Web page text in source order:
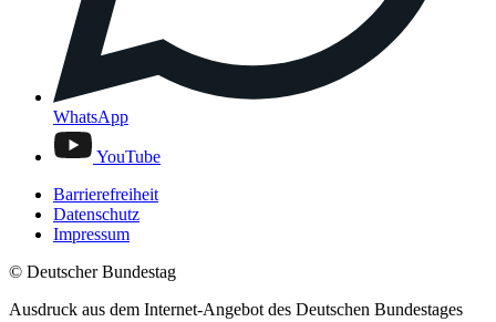
WhatsApp
YouTube
Barrierefreiheit
Datenschutz
Impressum
© Deutscher Bundestag
Ausdruck aus dem Internet-Angebot des Deutschen Bundestages